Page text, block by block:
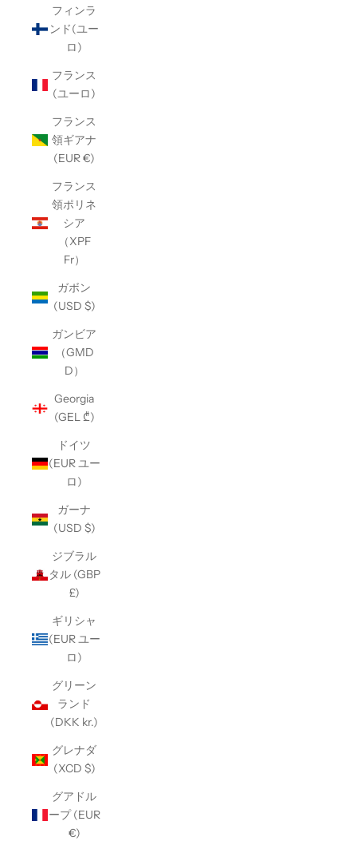
フィンラ
ンド(ユー
ロ)
フランス
(ユーロ)
フランス
領ギアナ
(EUR €)
フランス
領ポリネ
シア
（XPF
Fr）
ガボン
(USD $)
ガンビア
（GMD
D）
Georgia
(GEL ₾)
ドイツ
(EUR ユー
ロ)
ガーナ
(USD $)
ジブラル
タル (GBP
£)
ギリシャ
(EUR ユー
ロ)
グリーン
ランド
(DKK kr.)
グレナダ
(XCD $)
グアドル
ープ (EUR
€)